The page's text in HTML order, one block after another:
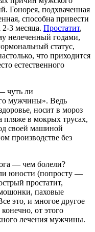
Гонорея, подхваченная
способна привести
2-3 месяца. Простатит,
нелеченный годами,
статус,
что приходится
естественного
чуть ли
мужчины». Ведь
носит в мороз
пляже в мокрых трусах,
своей машиной
производстве без
— чем болели?
юности (попросту —
простатит,
паховые
это, и многое другое
от этого
лечения мужчины.